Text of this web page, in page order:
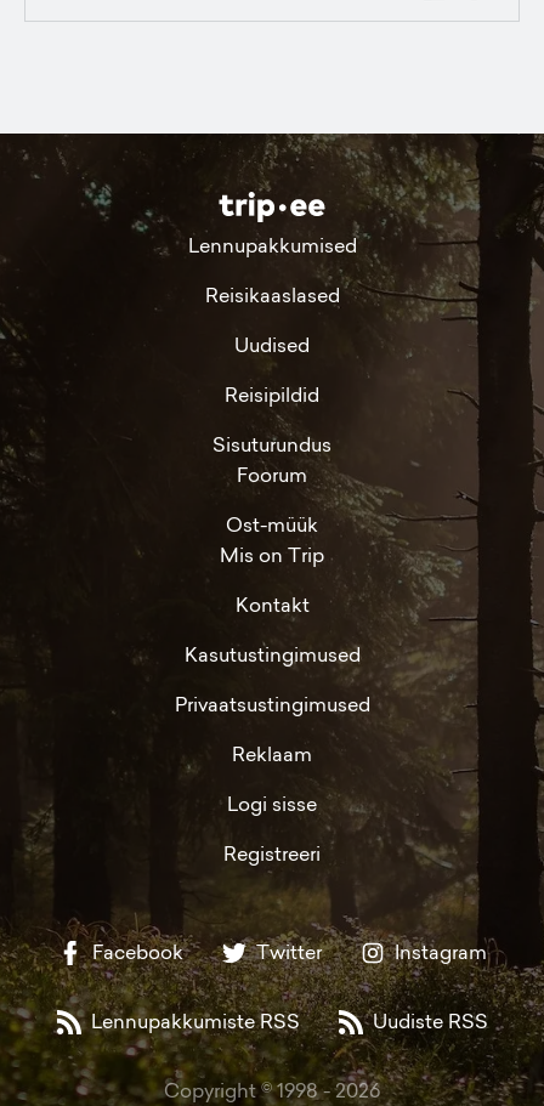
Lennupakkumised
Reisikaaslased
Uudised
Reisipildid
Sisuturundus
Foorum
Ost-müük
Mis on Trip
Kontakt
Kasutustingimused
Privaatsustingimused
Reklaam
Logi sisse
Registreeri
Facebook Twitter Instagram
Lennupakkumiste RSS Uudiste RSS
Copyright © 1998 -2026